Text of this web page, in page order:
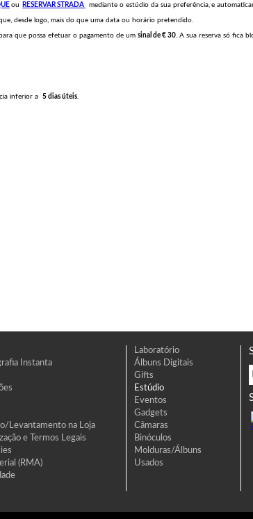
ou RESERVAR STRADA mediante o estúdio da sua preferência, e
desde logo, mais do que uma data ou horário pretendido.
que possa efetuar o pagamento de um sinal de € 30 . A sua reserva só fica
inferior a 5 dias úteis.
Instanta
Levantamento na Loja
e Termos Legais
(RMA)
Laboratório
Álbuns Digitais
Gifts
Estúdio
Eventos
Gadgets
Câmaras
Binóculos
Molduras/Álbuns
Usados